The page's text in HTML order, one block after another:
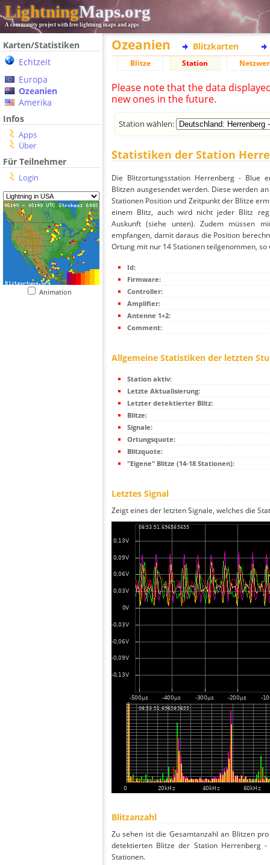
LightningMaps.org
A community project with free lightning maps and apps
Karten/Statistiken
Echtzeit
Europa
Ozeanien
Amerika
Infos
Apps
Über
Für Teilnehmer
Login
Animation
Ozeanien Blitzkarten
Blitze Station
Please note that the data
new ones in the future.
Station wählen:
Statistiken der Station
Die Blitzortungsstation Herrenberg - Blue
Blitzen ausgesendet werden. Diese werden
Stationen Position und Zeitpunkt der Blitze
einem Blitz, auch wird nicht jeder Blitz
Auskunft (siehe unten). Zudem müssen
empfangen, damit daraus die Position
Ortung mit nur 14 Stationen teilgenommen,
Id:
Firmware:
Controller:
Amplifier:
Antenne 1+2:
Comment:
Allgemeine Statistiken der letzten
Station aktiv:
Letzte Aktualisierung:
Letzter detektierter Blitz:
Blitze:
Signale:
Ortungsquote:
Blitzquote:
"Eigene" Blitze (14-18 Stationen):
Letztes Signal
Zeigt eines der letzten Signale, welches die
Blitzanzahl
Zu sehen ist die Gesamtanzahl an Blitzen
detektierten Blitze der Station Herrenberg
Stationen.